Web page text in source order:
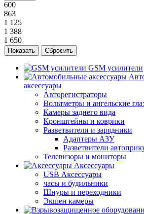
600
863
1 125
1 388
1 650
Сбросить
GSM усилители
аксессуары
Авторегистраторы
Вольтметры и ангельские
Камеры заднего вида
Кронштейны и коврики
Разветвители и зарядники
Адаптеры АЗУ
Разветвители
Телевизоры и мониторы
Аксессуары
USB Аксессуары
часы и будильники
Шнуры и переходники
Экшен камеры